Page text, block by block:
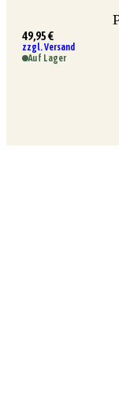
49,95 €
zzgl. Versand
Auf Lager